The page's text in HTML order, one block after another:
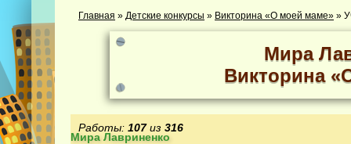
Главная » Детские конкурсы » Викторина «О моей маме» »
Мира
Викторина
Работы: 107из 316
Мира Лавриненко